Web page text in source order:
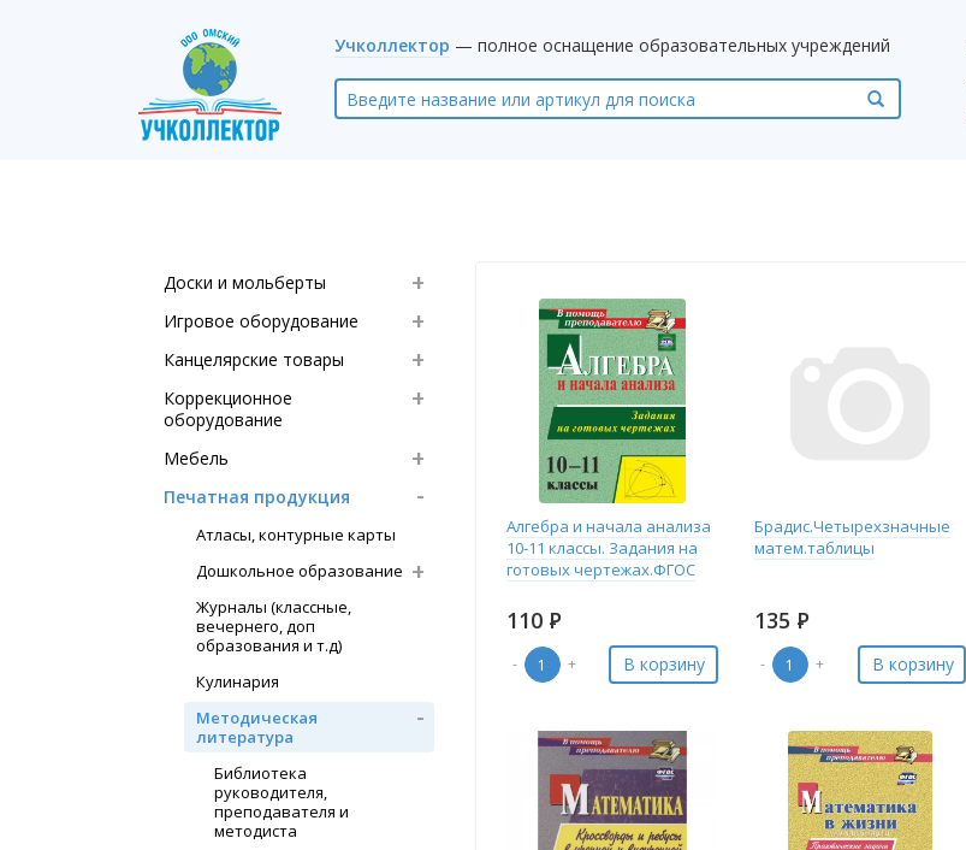
Учколлектор — полное оснащение образовательных учреждений
Доски и мольберты
Игровое оборудование
Канцелярские товары
Коррекционное
оборудование
Мебель
Печатная продукция
Атласы, контурные карты
Дошкольное образование
Журналы (классные,
вечернего, доп
образования и т.д)
Кулинария
Методическая
литература
Библиотека
руководителя,
преподавателя и
методиста
Алгебра и начала анализа
10-11 классы. Задания на
готовых чертежах.ФГОС
110 Р
- + В корзину
Брадис.Четырехзначные
матем.таблицы
135 Р
- + В корзину